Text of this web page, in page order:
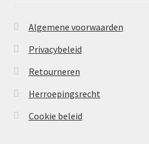
Algemene voorwaarden
Privacybeleid
Retourneren
Herroepingsrecht
Cookie beleid